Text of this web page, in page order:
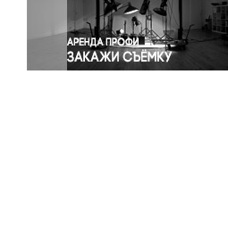
Экология
Экономика и бизнес